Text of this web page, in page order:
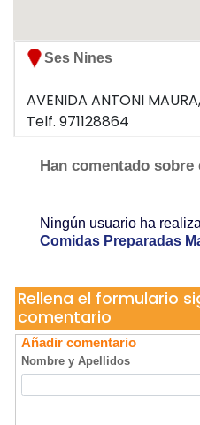
AVENIDA ANTONI
Telf. 971128864
Han comentado sobre
Ningún usuario ha
Comidas Preparadas